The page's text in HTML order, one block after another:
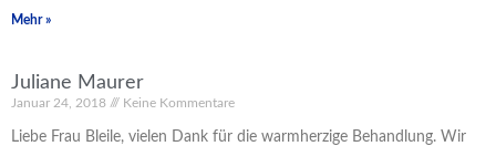
Mehr »
Juliane Maurer
Januar 24, 2018 Keine Kommentare
Liebe Frau Bleile, vielen Dank für die warmherzige Behandlung. Wir